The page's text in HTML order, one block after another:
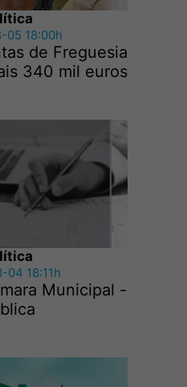
05 18:00h
de Freguesia
340 mil euros
04 18:11h
Municipal -